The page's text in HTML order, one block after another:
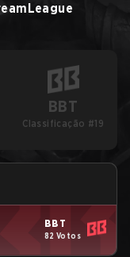
BBT
Classificação #19
BBT
82 Votos